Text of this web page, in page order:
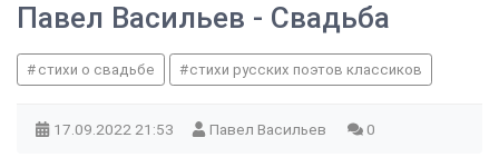
Павел Васильев - Свадьба
стихи о свадьбе стихи русских поэтов классиков
17.09.2022 21:53 Павел Васильев 0